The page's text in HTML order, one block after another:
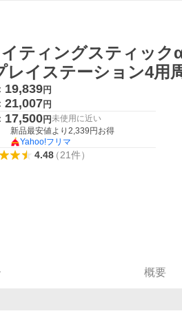
ティングスティッ
レイステーション4用
19,839円
21,007円
17,500円未使用に近い
新品最安値より 2,339 円お得
Yahoo!フリマ
4.48（21件）
概要